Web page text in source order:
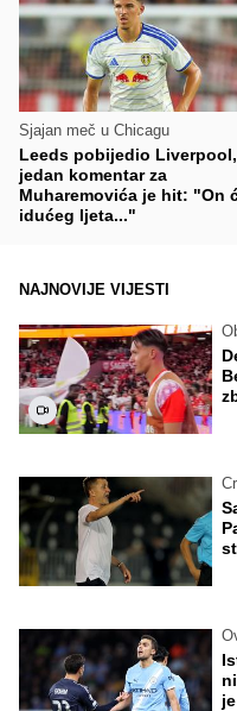
Sjajan meč u Chicagu
Leeds pobijedio
jedan komentar za
Muharemovića je hit: "On
idućeg ljeta..."
NAJNOVIJE VIJESTI